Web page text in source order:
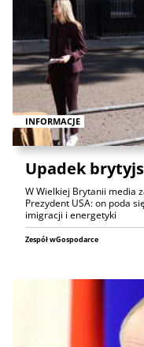
INFORMACJE
Upadek
W Wielkiej Brytanii media
Prezydent USA: on poda
imigracji i energetyki
Zespół wGospodarce